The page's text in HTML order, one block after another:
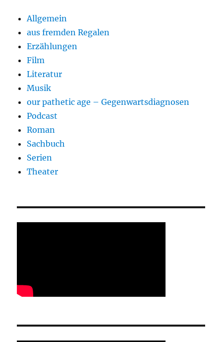
Allgemein
aus fremden Regalen
Erzählungen
Film
Literatur
Musik
our pathetic age – Gegenwartsdiagnosen
Podcast
Roman
Sachbuch
Serien
Theater